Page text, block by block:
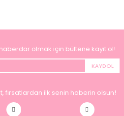
olmak için bültene kayıt ol!
KAYDOL
fırsatlardan ilk senin haberin olsun!